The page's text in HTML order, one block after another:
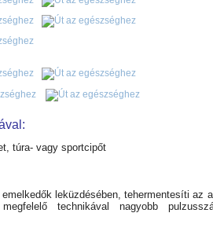
túra- vagy sportcipőt
leküzdésében, tehermentesíti az
technikával nagyobb